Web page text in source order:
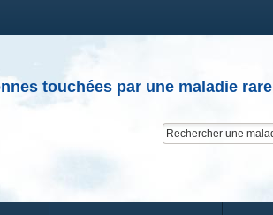
touchées par une maladie rare